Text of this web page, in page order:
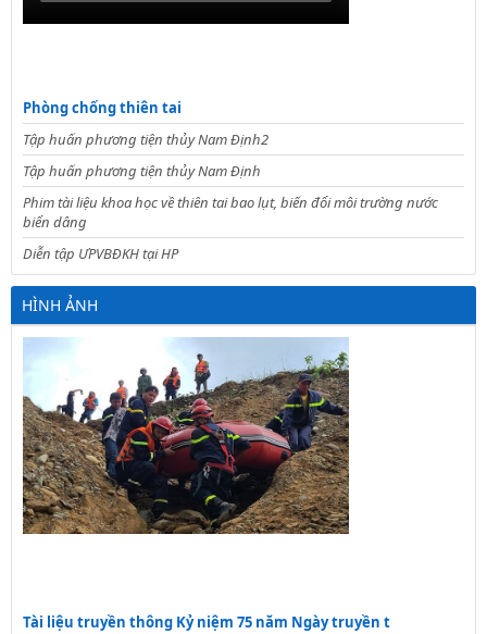
Phòng chống thiên tai
Tập huấn phương tiện thủy Nam Định2
Tập huấn phương tiện thủy Nam Định
Phim tài liệu khoa học về thiên tai bao lụt, biến đổi môi trường nước
biển dâng
Diễn tập ƯPVBĐKH tại HP
HÌNH ẢNH
Tài liệu truyền thông Kỷ niệm 75 năm Ngày truyền t